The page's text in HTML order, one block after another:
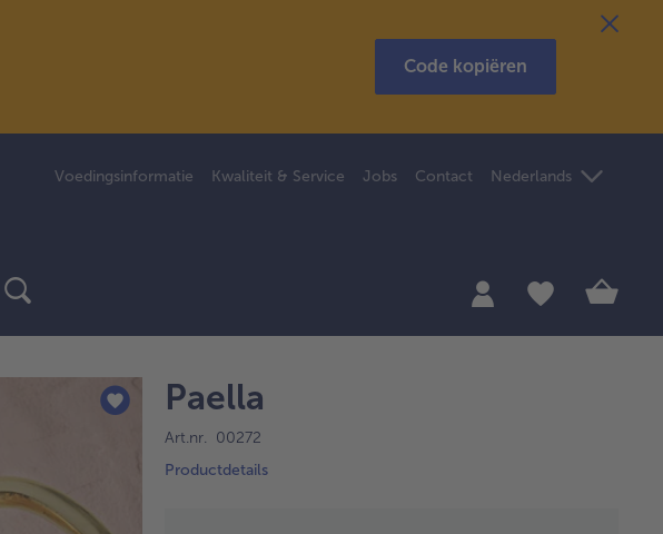
Code kopiëren
Voedingsinformatie Kwaliteit & Service Jobs Contact Nederlands
Paella
Art.nr. 00272
Productdetails